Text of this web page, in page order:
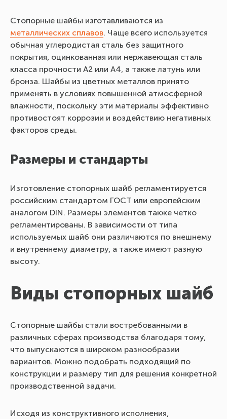
Стопорные шайбы изготавливаются из
металлических сплавов. Чаще всего используется
обычная углеродистая сталь без защитного
покрытия, оцинкованная или нержавеющая сталь
класса прочности А2 или А4, а также латунь или
бронза. Шайбы из цветных металлов принято
применять в условиях повышенной атмосферной
влажности, поскольку эти материалы эффективно
противостоят коррозии и воздействию негативных
факторов среды.
Размеры и стандарты
Изготовление стопорных шайб регламентируется
российским стандартом ГОСТ или европейским
аналогом DIN. Размеры элементов также четко
регламентированы. В зависимости от типа
используемых шайб они различаются по внешнему
и внутреннему диаметру, а также имеют разную
высоту.
Виды стопорных шайб
Стопорные шайбы стали востребованными в
различных сферах производства благодаря тому,
что выпускаются в широком разнообразии
вариантов. Можно подобрать подходящий по
конструкции и размеру тип для решения конкретной
производственной задачи.
Исходя из конструктивного исполнения,